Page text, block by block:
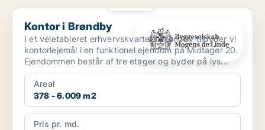
Kontor i Brøndby
Kontor i Brøndby
I et veletableret erhvervskvarter i Brøndby tilbyder vi
kontorlejemål i en funktionel ejendom på Midtager 20.
Ejendommen består af tre etager og byder på lys...
Areal
378 - 6.009 m2
Pris pr. md.